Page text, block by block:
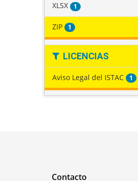
XLSX 1
ZIP 1
LICENCIAS
Aviso Legal del ISTAC 1
Contacto